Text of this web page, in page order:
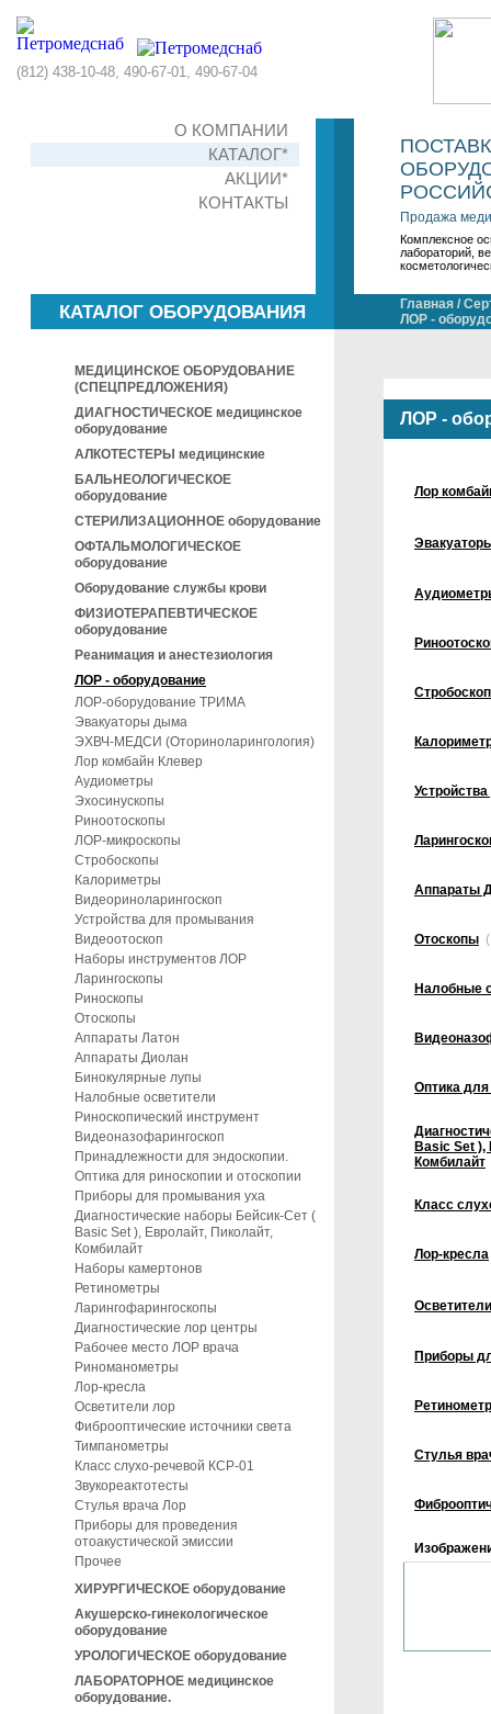
(812) 438-10-48, 490-67-01, 490-67-04
О КОМПАНИИ
КАТАЛОГ*
АКЦИИ*
КОНТАКТЫ
Продажа
Комплексное
лабораторий,
КАТАЛОГ ОБОРУДОВАНИЯ
МЕДИЦИНСКОЕ ОБОРУДОВАНИЕ
(СПЕЦПРЕДЛОЖЕНИЯ)
ДИАГНОСТИЧЕСКОЕ медицинское
оборудование
АЛКОТЕСТЕРЫ медицинские
БАЛЬНЕОЛОГИЧЕСКОЕ
оборудование
СТЕРИЛИЗАЦИОННОЕ оборудование
ОФТАЛЬМОЛОГИЧЕСКОЕ
оборудование
Оборудование службы крови
ФИЗИОТЕРАПЕВТИЧЕСКОЕ
оборудование
Реанимация и анестезиология
ЛОР - оборудование
ЛОР-оборудование ТРИМА
Эвакуаторы дыма
ЭХВЧ-МЕДСИ (Оториноларингология)
Лор комбайн Клевер
Аудиометры
Эхосинускопы
Риноотоскопы
ЛОР-микроскопы
Стробоскопы
Калориметры
Видеориноларингоскоп
Устройства для промывания
Видеоотоскоп
Наборы инструментов ЛОР
Ларингоскопы
Риноскопы
Отоскопы
Аппараты Латон
Аппараты Диолан
Бинокулярные лупы
Налобные осветители
Риноскопический инструмент
Видеоназофарингоскоп
Принадлежности для эндоскопии.
Оптика для риноскопии и отоскопии
Приборы для промывания уха
Диагностические наборы Бейсик-Сет (
Basic Set ), Евролайт, Пиколайт,
Комбилайт
Наборы камертонов
Ретинометры
Ларингофарингоскопы
Диагностические лор центры
Рабочее место ЛОР врача
Риноманометры
Лор-кресла
Осветители лор
Фиброоптические источники света
Тимпанометры
Класс слухо-речевой КСР-01
Звукореактотесты
Стулья врача Лор
Приборы для проведения
отоакустической эмиссии
Прочее
ХИРУРГИЧЕСКОЕ оборудование
Акушерско-гинекологическое
оборудование
УРОЛОГИЧЕСКОЕ оборудование
ЛАБОРАТОРНОЕ медицинское
оборудование.
Главная /
ЛОР -
ЛОР -
Лор
Аппараты
Отоскопы
Налобные
Оптика для
Basic Set ),
Комбилайт
Класс
Лор-кресла
Приборы
Стулья